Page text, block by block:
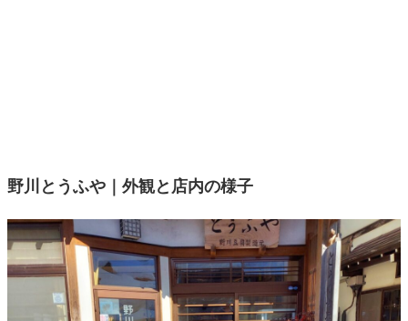
野川とうふや｜外観と店内の様子